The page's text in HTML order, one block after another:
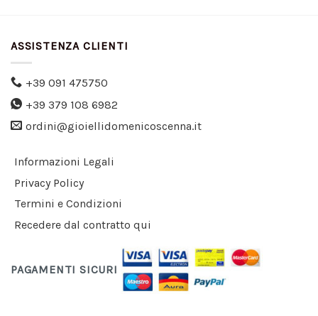
ASSISTENZA CLIENTI
+39 091 475750
+39 379 108 6982
ordini@gioiellidomenicoscenna.it
Informazioni Legali
Privacy Policy
Termini e Condizioni
Recedere dal contratto qui
PAGAMENTI SICURI